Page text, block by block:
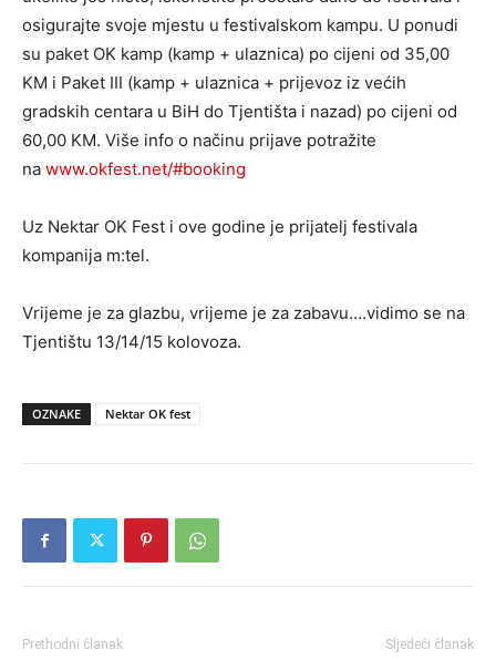
osigurajte svoje mjestu u festivalskom kampu. U ponudi
su paket OK kamp (kamp + ulaznica) po cijeni od 35,00
KM i Paket III (kamp + ulaznica + prijevoz iz većih
gradskih centara u BiH do Tjentišta i nazad) po cijeni od
60,00 KM. Više info o načinu prijave potražite
na www.okfest.net/#booking
Uz Nektar OK Fest i ove godine je prijatelj festivala
kompanija m:tel.
Vrijeme je za glazbu, vrijeme je za zabavu….vidimo se na
Tjentištu 13/14/15 kolovoza.
OZNAKE Nektar OK fest
Prethodni članak Sljedeći članak